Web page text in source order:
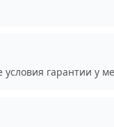
гарантии у